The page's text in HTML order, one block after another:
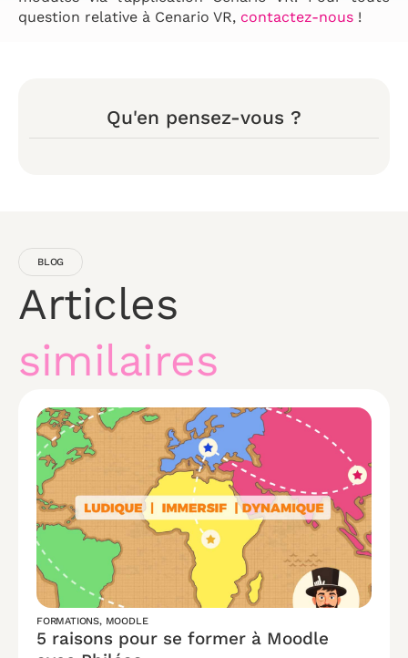
question relative à Cenario VR, contactez-nous !
Qu'en pensez-vous ?
BLOG
Articles
similaires
FORMATIONS, MOODLE
5 raisons pour se former à Moodle